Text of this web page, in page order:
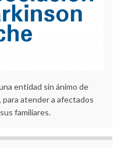
entidad sin ánimo de
para atender a afectados
familiares.